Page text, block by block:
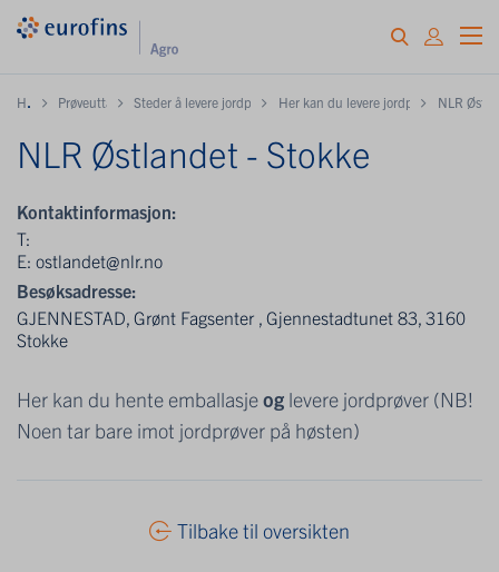
H
ome Prøveuttak og innleveringSteder å levere jordprøver samt hente gratis emballasje
Her kan du levere jordprøver og /
NLR
NLR Østlandet - Stokke
Kontaktinformasjon:
T:
E: ostlandet@nlr.no
Besøksadresse:
GJENNESTAD, Grønt Fagsenter , Gjennestadtunet 83, 3160
Stokke
Her kan du hente emballasjeog levere jordprøver (NB!
Noen tar bare imot jordprøver på høsten)
Tilbake til oversikten